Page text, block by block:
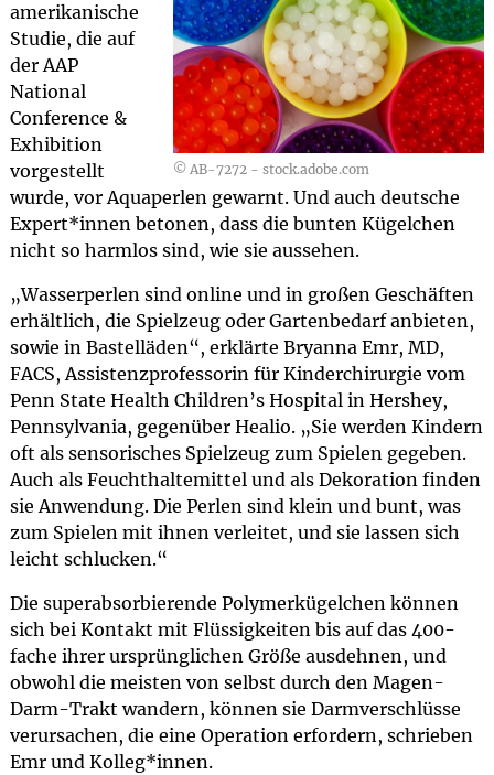
© AB-7272 - stock.adobe.com
amerikanische
Studie, die auf
der AAP
National
Conference &
Exhibition
vorgestellt
wurde, vor Aquaperlen gewarnt. Und auch deutsche
Expert*innen betonen, dass die bunten Kügelchen
nicht so harmlos sind, wie sie aussehen.
„Wasserperlen sind online und in großen Geschäften
erhältlich, die Spielzeug oder Gartenbedarf anbieten,
sowie in Bastelläden“, erklärte Bryanna Emr, MD,
FACS, Assistenzprofessorin für Kinderchirurgie vom
Penn State Health Children’s Hospital in Hershey,
Pennsylvania, gegenüber Healio. „Sie werden Kindern
oft als sensorisches Spielzeug zum Spielen gegeben.
Auch als Feuchthaltemittel und als Dekoration finden
sie Anwendung. Die Perlen sind klein und bunt, was
zum Spielen mit ihnen verleitet, und sie lassen sich
leicht schlucken.“
Die superabsorbierende Polymerkügelchen können
sich bei Kontakt mit Flüssigkeiten bis auf das 400-
fache ihrer ursprünglichen Größe ausdehnen, und
obwohl die meisten von selbst durch den Magen-
Darm-Trakt wandern, können sie Darmverschlüsse
verursachen, die eine Operation erfordern, schrieben
Emr und Kolleg*innen.